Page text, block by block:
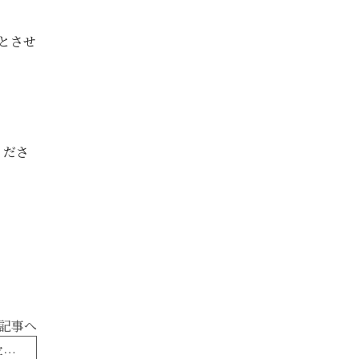
させ
さ
事へ
これは残念・・・物件の魅力を落とす、サゲ写真7選。